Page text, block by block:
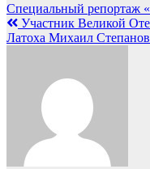
Навигация
по
Специальный репортаж
Участник Великой
Латоха Михаил